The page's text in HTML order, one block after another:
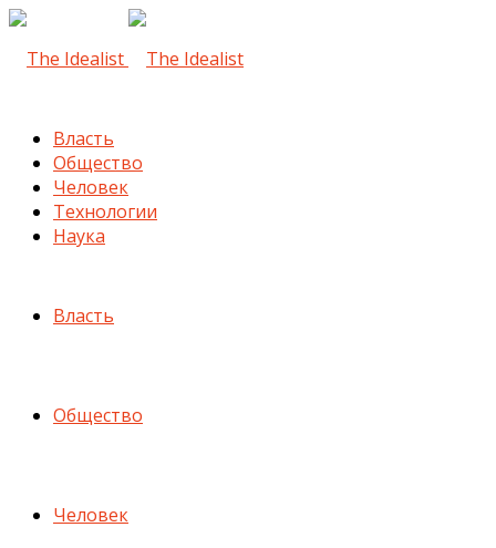
Власть
Общество
Человек
Технологии
Наука
Власть
Общество
Человек